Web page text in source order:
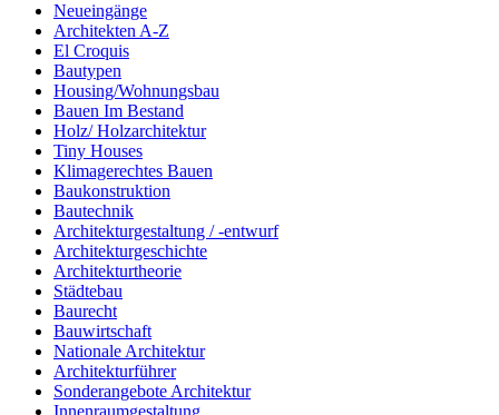
Neueingänge
Architekten A-Z
El Croquis
Bautypen
Housing/Wohnungsbau
Bauen Im Bestand
Holz/ Holzarchitektur
Tiny Houses
Klimagerechtes Bauen
Baukonstruktion
Bautechnik
Architekturgestaltung / -entwurf
Architekturgeschichte
Architekturtheorie
Städtebau
Baurecht
Bauwirtschaft
Nationale Architektur
Architekturführer
Sonderangebote Architektur
Innenraumgestaltung